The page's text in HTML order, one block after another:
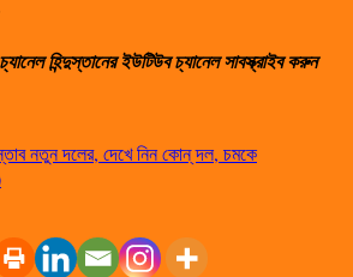
হিন্দুস্তানের ইউটিউব চ্যানেল সাবস্ক্রাইব করুন
নতুন দলের, দেখে নিন কোন্ দল, চমকে